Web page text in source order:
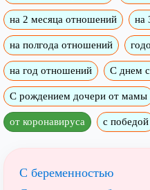
на 2 месяца отношений на
на полгода отношений
на год отношений С днем
С рождением дочери от мамы
от коронавируса с победой
С беременностью